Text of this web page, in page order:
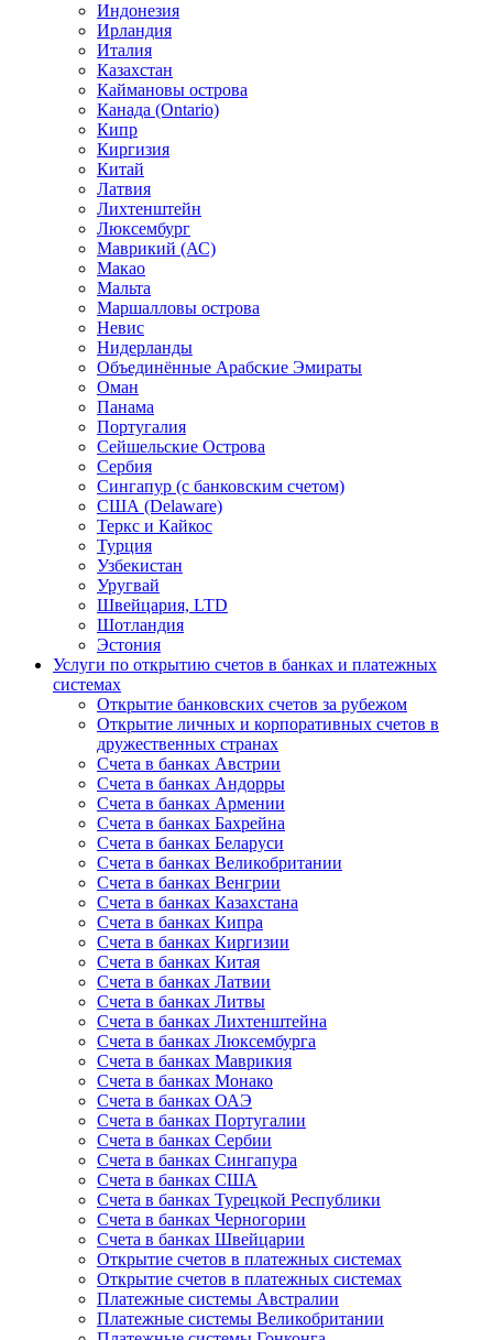
Индонезия
Ирландия
Италия
Казахстан
Каймановы острова
Канада (Ontario)
Кипр
Киргизия
Китай
Латвия
Лихтенштейн
Люксембург
Маврикий (АС)
Макао
Мальта
Маршалловы острова
Нeвис
Нидерланды
Объединённые Арабские Эмираты
Оман
Панама
Португалия
Сейшельские Острова
Сербия
Сингапур (c банковским счетом)
США (Delaware)
Теркс и Кайкос
Турция
Узбекистан
Уругвай
Швейцария, LTD
Шотландия
Эстония
Услуги по открытию счетов в банках и платежных
системах
Открытие банковских счетов за рубежом
Открытие личных и корпоративных счетов в
дружественных странах
Счета в банках Австрии
Счета в банках Андорры
Счета в банках Армении
Счета в банках Бахрейна
Счета в банках Беларуси
Счета в банках Великобритании
Счета в банках Венгрии
Счета в банках Казахстана
Счета в банках Кипра
Счета в банках Киргизии
Счета в банках Китая
Счета в банках Латвии
Счета в банках Литвы
Счета в банках Лихтенштейна
Счета в банках Люксембурга
Счета в банках Маврикия
Счета в банках Монако
Счета в банках ОАЭ
Счета в банках Португалии
Счета в банках Сербии
Счета в банках Сингапура
Счета в банках США
Счета в банках Турецкой Республики
Счета в банках Черногории
Счета в банках Швейцарии
Открытие счетов в платежных системах
Открытие счетов в платежных системах
Платежные системы Австралии
Платежные системы Великобритании